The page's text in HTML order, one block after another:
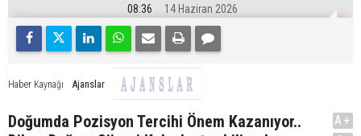
08:36 14 Haziran 2026
Haber Kaynağı Ajanslar
Doğumda Pozisyon Tercihi Önem Kazanıyor..
A+